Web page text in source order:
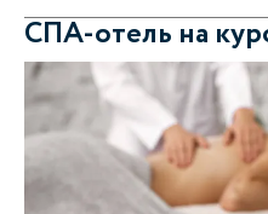
СПА-отель на